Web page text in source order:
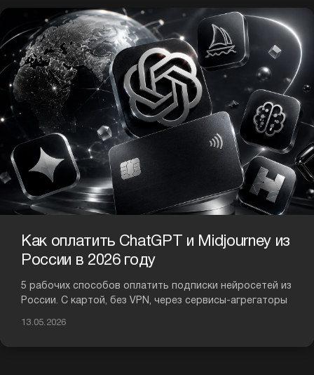
Как оплатить ChatGPT и Midjourney из
России в 2026 году
5 рабочих способов оплатить подписки нейросетей из
России. С картой, без VPN, через сервисы-агрегаторы
13.05.2026